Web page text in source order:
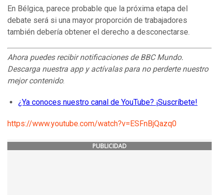
En Bélgica, parece probable que la próxima etapa del
debate será si una mayor proporción de trabajadores
también debería obtener el derecho a desconectarse.
Ahora puedes recibir notificaciones de BBC Mundo.
Descarga nuestra app y actívalas para no perderte nuestro
mejor contenido.
¿Ya conoces nuestro canal de YouTube? ¡Suscríbete!
https://www.youtube.com/watch?v=ESFnBjQazq0
PUBLICIDAD